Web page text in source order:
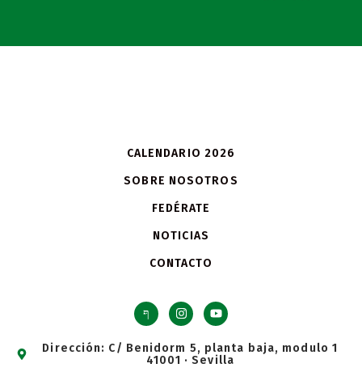
CALENDARIO 2026
SOBRE NOSOTROS
FEDÉRATE
NOTICIAS
CONTACTO
Dirección: C/ Benidorm 5, planta baja, modulo 1
41001 · Sevilla